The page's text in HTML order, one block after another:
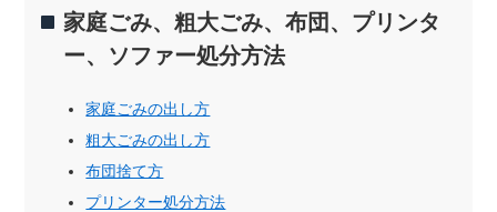
家庭ごみ、粗大ごみ、布団、プリンタ
ー、ソファー処分方法
家庭ごみの出し方
粗大ごみの出し方
布団捨て方
プリンター処分方法